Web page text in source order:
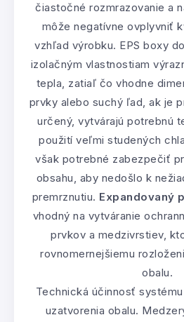
čiastočné rozmrazovanie a
môže negatívne ovplyvniť
vzhľad výrobku. EPS boxy
izolačným vlastnostiam
tepla, zatiaľ čo vhodne
prvky alebo suchý ľad, ak je
určený, vytvárajú potrebnú
použití veľmi studených
však potrebné zabezpečiť
obsahu, aby nedošlo k
premrznutiu. Expandovaný
vhodný na vytváranie
prvkov a medzivrstiev,
rovnomernejšiemu
obalu.
Technická účinnosť
uzatvorenia obalu.